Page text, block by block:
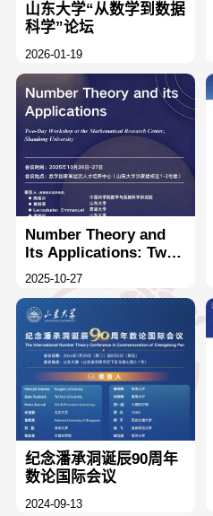
山东大学“从数学到数据
科学”论坛
2026-01-19
Number Theory and
Its Applications: Two-
Day Workshop at
Mathematical
Research Center,
Shandong University
2025-10-27
纪念潘承洞诞辰90周年
数论国际会议
2024-09-13